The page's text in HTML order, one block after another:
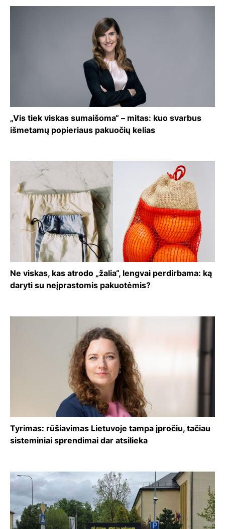
„Vis tiek viskas sumaišoma“ – mitas: kuo svarbus
išmetamų popieriaus pakuočių kelias
Ne viskas, kas atrodo „žalia“, lengvai perdirbama: ką
daryti su neįprastomis pakuotėmis?
Tyrimas: rūšiavimas Lietuvoje tampa įpročiu, tačiau
sisteminiai sprendimai dar atsilieka